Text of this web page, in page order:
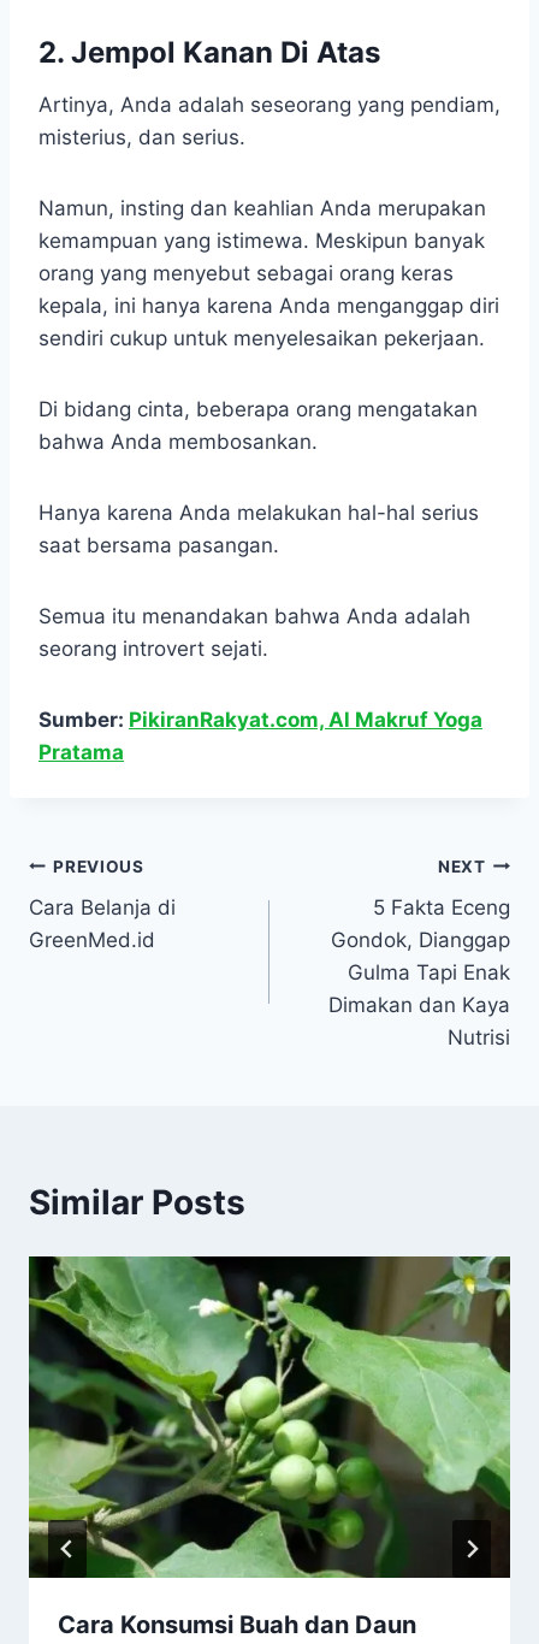
2. Jempol Kanan Di Atas
Artinya, Anda adalah seseorang yang pendiam,
misterius, dan serius.
Namun, insting dan keahlian Anda merupakan
kemampuan yang istimewa. Meskipun banyak
orang yang menyebut sebagai orang keras
kepala, ini hanya karena Anda menganggap diri
sendiri cukup untuk menyelesaikan pekerjaan.
Di bidang cinta, beberapa orang mengatakan
bahwa Anda membosankan.
Hanya karena Anda melakukan hal-hal serius
saat bersama pasangan.
Semua itu menandakan bahwa Anda adalah
seorang introvert sejati.
Sumber: PikiranRakyat.com, Al Makruf Yoga
Pratama
Navigasi
pos
PREVIOUS
Cara Belanja di
GreenMed.id
NEXT
5 Fakta Eceng
Gondok, Dianggap
Gulma Tapi Enak
Dimakan dan Kaya
Nutrisi
Similar Posts
Cara Konsumsi Buah dan Daun